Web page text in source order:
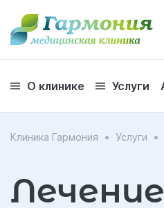
О клинике Услуги
Клиника Гармония Услуги